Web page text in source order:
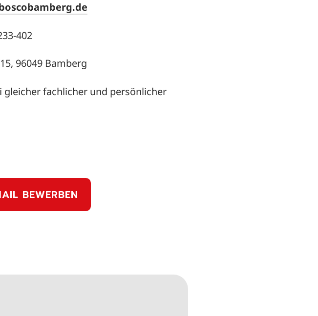
402
96049 Bamberg
fachlicher und persönlicher
BEWERBEN